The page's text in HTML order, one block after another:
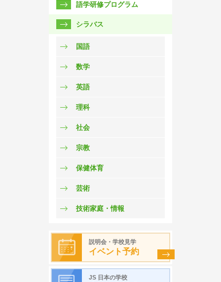
語学研修プログラム
シラバス
国語
数学
英語
理科
社会
宗教
保健体育
芸術
技術家庭・情報
説明会・学校見学
イベント予約
JS 日本の学校